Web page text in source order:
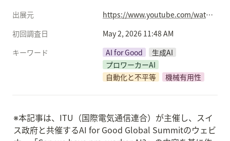
出展元
https://www.youtube.com/watch?v=XByHfJrYThY
初回調査日
May 2, 2026 11:48 AM
キーワード
AI for Good
生成AI
プロワーカーAI
自動化と不平等
機械有用性
※本記事は、ITU（国際電気通信連合）が主催し、スイ
ス政府と共催するAI for Good Global Summitのウェビ